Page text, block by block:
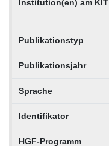
Institution(en) am KIT
Publikationstyp
Publikationsjahr
Sprache
Identifikator
HGF-Programm